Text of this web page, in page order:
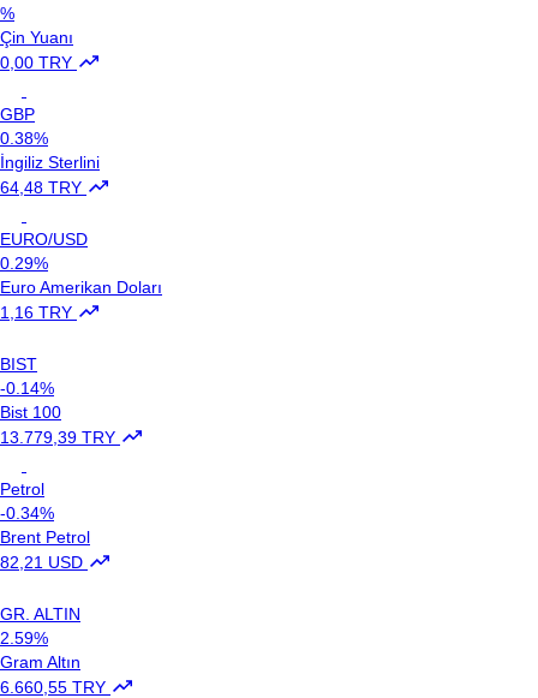
%
Çin Yuanı
0,00 TRY
GBP
0.38%
İngiliz Sterlini
64,48 TRY
EURO/USD
0.29%
Euro Amerikan Doları
1,16 TRY
BIST
-0.14%
Bist 100
13.779,39 TRY
Petrol
-0.34%
Brent Petrol
82,21 USD
GR. ALTIN
2.59%
Gram Altın
6.660,55 TRY